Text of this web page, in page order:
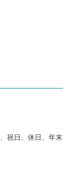
祝日、休日、年末